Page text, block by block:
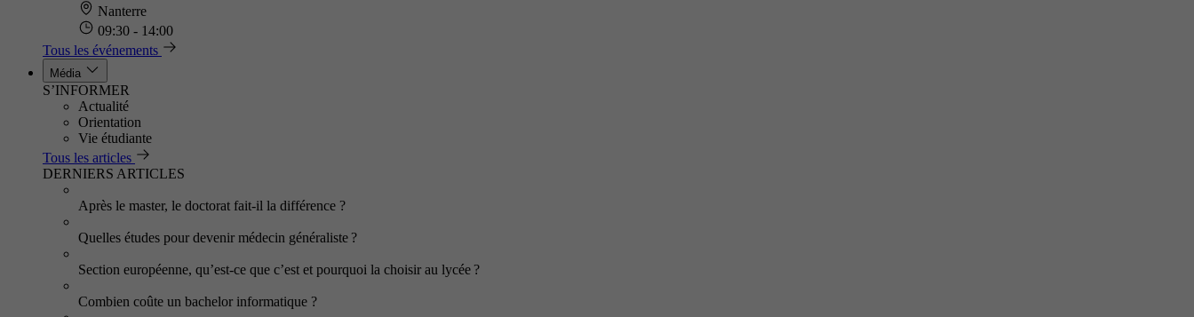
Nanterre
09:30 - 14:00
Tous les événements
Média
S’INFORMER
Actualité
Orientation
Vie étudiante
Tous les articles
DERNIERS ARTICLES
Après le master, le doctorat fait-il la différence ?
Quelles études pour devenir médecin généraliste ?
Section européenne, qu’est-ce que c’est et pourquoi la choisir au lycée ?
Combien coûte un bachelor informatique ?